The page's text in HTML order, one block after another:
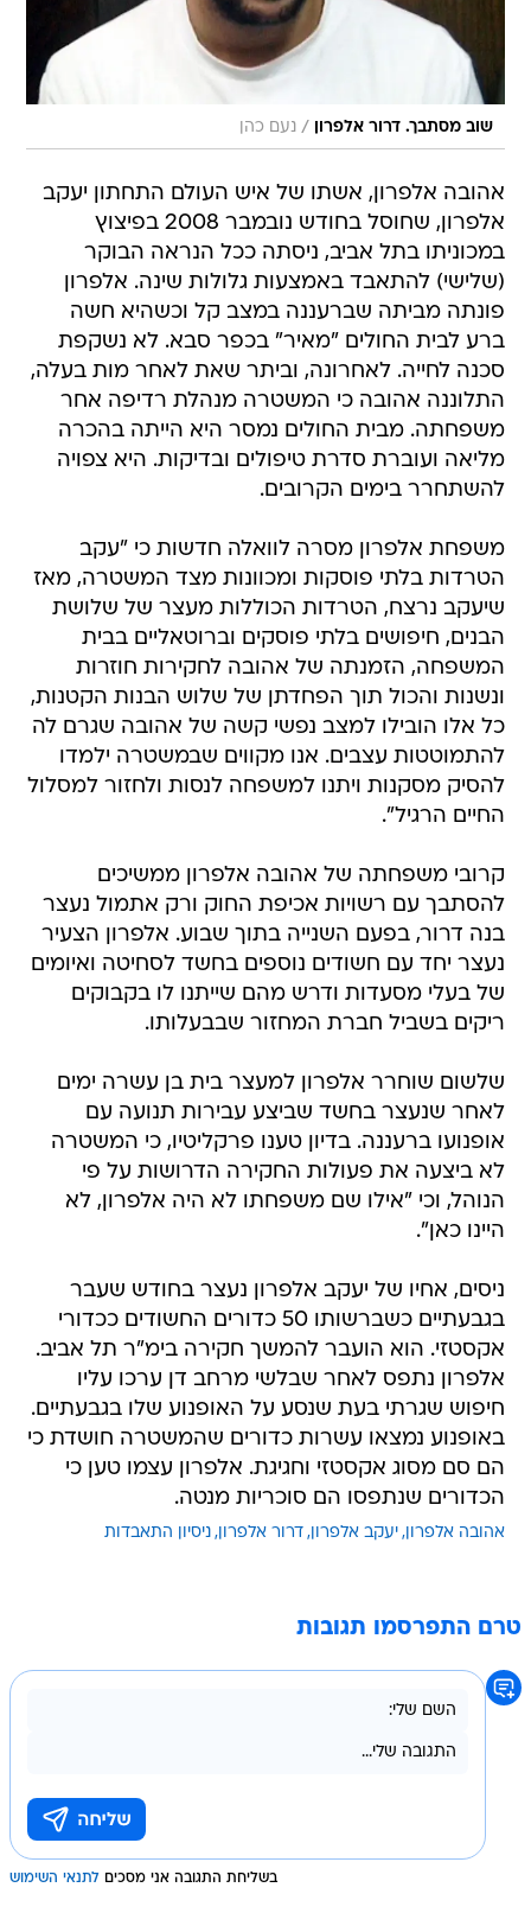
שוב מסתבך. דרור אלפרון / נעם כהן
אהובה אלפרון, אשתו של איש העולם התחתון יעקב
אלפרון, שחוסל בחודש נובמבר 2008 בפיצוץ
במכוניתו בתל אביב, ניסתה ככל הנראה הבוקר
(שלישי) להתאבד באמצעות גלולות שינה. אלפרון
פונתה מביתה שברעננה במצב קל וכשהיא חשה
ברע לבית החולים "מאיר" בכפר סבא. לא נשקפת
סכנה לחייה. לאחרונה, וביתר שאת לאחר מות בעלה,
התלוננה אהובה כי המשטרה מנהלת רדיפה אחר
משפחתה. מבית החולים נמסר היא הייתה בהכרה
מליאה ועוברת סדרת טיפולים ובדיקות. היא צפויה
להשתחרר בימים הקרובים.
משפחת אלפרון מסרה לוואלה חדשות כי "עקב
הטרדות בלתי פוסקות ומכוונות מצד המשטרה, מאז
שיעקב נרצח, הטרדות הכוללות מעצר של שלושת
הבנים, חיפושים בלתי פוסקים וברוטאליים בבית
המשפחה, הזמנתה של אהובה לחקירות חוזרות
ונשנות והכול תוך הפחדתן של שלוש הבנות הקטנות,
כל אלו הובילו למצב נפשי קשה של אהובה שגרם לה
להתמוטטות עצבים. אנו מקווים שבמשטרה ילמדו
להסיק מסקנות ויתנו למשפחה לנסות ולחזור למסלול
החיים הרגיל".
קרובי משפחתה של אהובה אלפרון ממשיכים
להסתבך עם רשויות אכיפת החוק ורק אתמול נעצר
בנה דרור, בפעם השנייה בתוך שבוע. אלפרון הצעיר
נעצר יחד עם חשודים נוספים בחשד לסחיטה ואיומים
של בעלי מסעדות ודרש מהם שייתנו לו בקבוקים
ריקים בשביל חברת המחזור שבבעלותו.
שלשום שוחרר אלפרון למעצר בית בן עשרה ימים
לאחר שנעצר בחשד שביצע עבירות תנועה עם
אופנועו ברעננה. בדיון טענו פרקליטיו, כי המשטרה
לא ביצעה את פעולות החקירה הדרושות על פי
הנוהל, וכי "אילו שם משפחתו לא היה אלפרון, לא
היינו כאן".
ניסים, אחיו של יעקב אלפרון נעצר בחודש שעבר
בגבעתיים כשברשותו 50 כדורים החשודים ככדורי
אקסטזי. הוא הועבר להמשך חקירה בימ"ר תל אביב.
אלפרון נתפס לאחר שבלשי מרחב דן ערכו עליו
חיפוש שגרתי בעת שנסע על האופנוע שלו בגבעתיים.
באופנוע נמצאו עשרות כדורים שהמשטרה חושדת כי
הם סם מסוג אקסטזי וחגיגת. אלפרון עצמו טען כי
הכדורים שנתפסו הם סוכריות מנטה.
אהובה אלפרון יעקב אלפרון דרור אלפרון ניסיון התאבדות
טרם התפרסמו תגובות
בשליחת התגובה אני מסכים לתנאי השימוש